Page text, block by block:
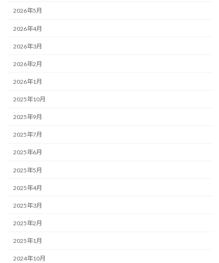
2026年5月
2026年4月
2026年3月
2026年2月
2026年1月
2025年10月
2025年9月
2025年7月
2025年6月
2025年5月
2025年4月
2025年3月
2025年2月
2025年1月
2024年10月